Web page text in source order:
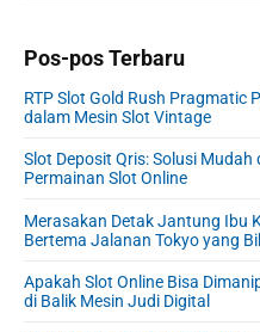
a
y
i
d
e
b
r
c
h
f
r
Pos-pos Terbaru
RTP Slot Gold Rush Pragmatic
dalam Mesin Slot Vintage
Slot Deposit Qris: Solusi
Permainan Slot Online
Merasakan Detak Jantung Ibu
Bertema Jalanan Tokyo yang
Apakah Slot Online Bisa
di Balik Mesin Judi Digital